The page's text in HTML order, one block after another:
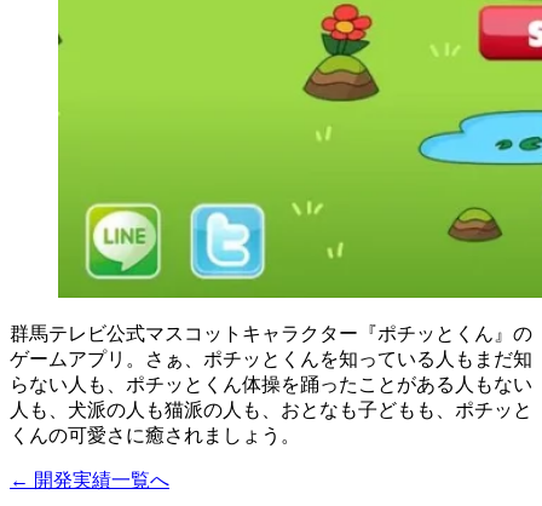
群馬テレビ公式マスコットキャラクター『ポチッとくん』の
ゲームアプリ。さぁ、ポチッとくんを知っている人もまだ知
らない人も、ポチッとくん体操を踊ったことがある人もない
人も、犬派の人も猫派の人も、おとなも子どもも、ポチッと
くんの可愛さに癒されましょう。
← 開発実績一覧へ